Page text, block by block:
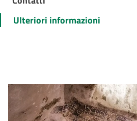
Ulteriori informazioni